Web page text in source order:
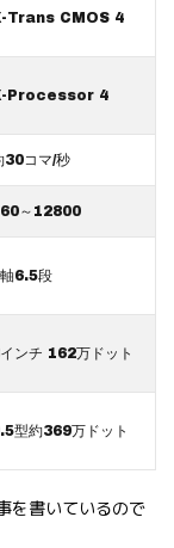
Trans CMOS 4
Processor 4
30コマ/秒
～12800
6.5段
ンチ 162万ドット
型約369万ドット
を書いているので